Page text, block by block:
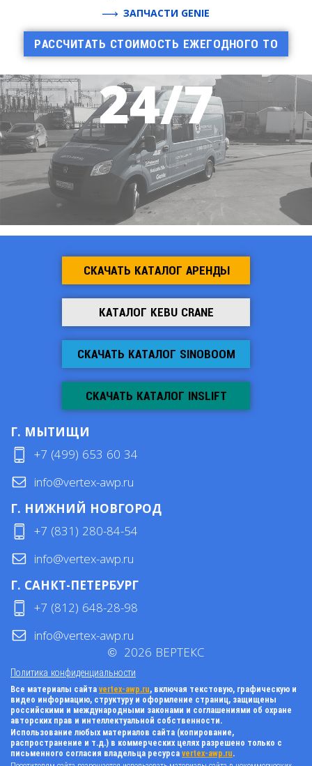
ЗАПЧАСТИ GENIE
РАССЧИТАТЬ СТОИМОСТЬ ЕЖЕГОДНОГО ТО
СКАЧАТЬ КАТАЛОГ АРЕНДЫ
КАТАЛОГ KEBU CRANE
СКАЧАТЬ КАТАЛОГ SINOBOOM
СКАЧАТЬ КАТАЛОГ INSLIFT
Г. МЫТИЩИ
+7 (499) 653 60 34
info@vertex-awp.ru
Г. НИЖНИЙ НОВГОРОД
+7 (831) 280-84-54
info@vertex-awp.ru
Г. САНКТ-ПЕТЕРБУРГ
+7 (812) 648-28-98
info@vertex-awp.ru
Политика конфиденциальности
© 2026 ВЕРТЕКС
Все материалы сайта vertex-awp.ru, включая текстовую, графическую и
видео информацию, структуру и оформление страниц, защищены
российскими и международными законами и соглашениями об охране
авторских прав и интеллектуальной собственности.
Использование любых материалов сайта (копирование,
распространение и т.д.) в коммерческих целях разрешено только с
письменного согласия владельца ресурса vertex-awp.ru.